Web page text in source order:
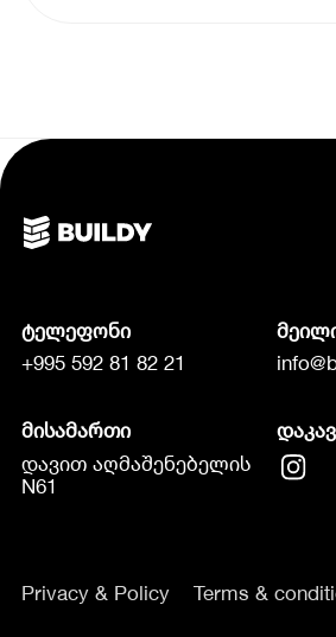
ტელეფონი
+995 592 81 82 21
მისამართი
დავით აღმაშენებელის
N61
Privacy & Policy Terms &